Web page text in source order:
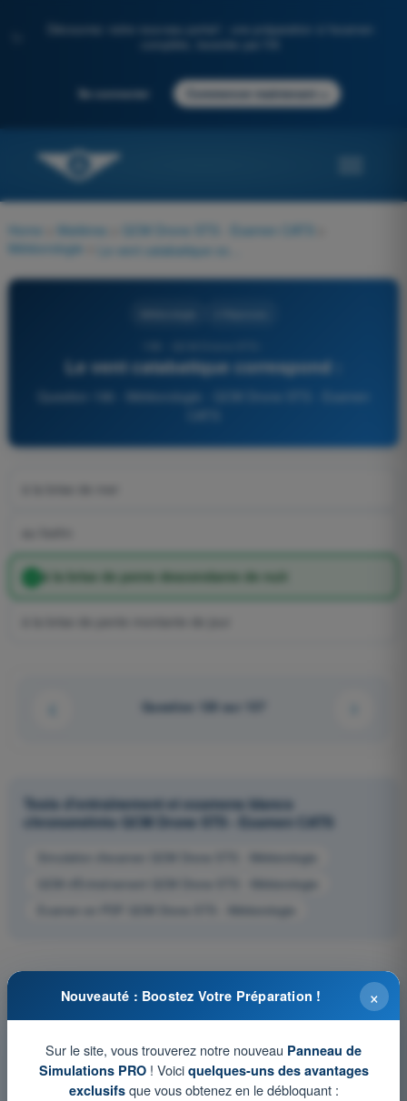
Découvrez notre nouveau portail : une préparation à l'examen
Se connecter Commencer maintenant
Home Matières QCM Drone STS - Examen CATS
Météorologie
Le vent catabatique correspond :
à la brise de pente descendante de nuit
Question 120 sur 137
Tests d'entraînement et examens blancs
chronométrés QCM Drone STS - Examen CATS
Simulation d'examen QCM Drone STS - Météorologie
QCM d'Entraînement QCM Drone STS - Météorologie
Examen en PDF QCM Drone STS - Météorologie
×
Nouveauté : Boostez Votre Préparation !
Sur le site, vous trouverez notre nouveau Panneau de
Simulations PRO! Voici quelques-uns des avantages
exclusifsque vous obtenez en le débloquant :